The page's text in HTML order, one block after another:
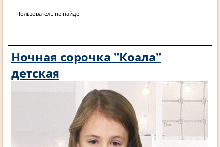
Пользователь не найден
Ночная сорочка "Коала"
детская